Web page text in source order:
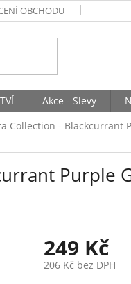
OBCHODU
Akce - Slevy
Collection - Blackcurrant
Purple
249 Kč
206 Kč bez DPH